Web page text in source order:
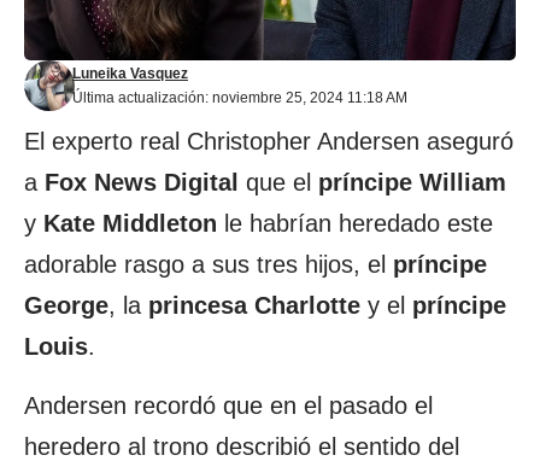
Última actualización: noviembre 25, 2024 11:18 AM
Luneika Vasquez
El experto real Christopher Andersen aseguró
a Fox News Digital que el príncipe William
y Kate Middleton le habrían heredado este
adorable rasgo a sus tres hijos, el príncipe
George, la princesa Charlotte y el príncipe
Louis.
Andersen recordó que en el pasado el
heredero al trono describió el sentido del